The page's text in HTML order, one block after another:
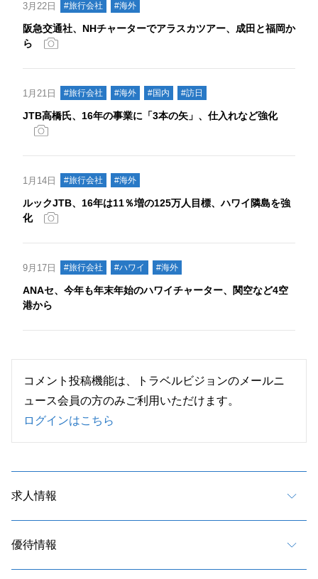
3月22日 #旅行会社 #海外
阪急交通社、NHチャーターでアラスカツアー、成田と福岡か
ら
1月21日 #旅行会社 #海外 #国内 #訪日
JTB高橋氏、16年の事業に「3本の矢」、仕入れなど強化
1月14日 #旅行会社 #海外
ルックJTB、16年は11％増の125万人目標、ハワイ隣島を強
化
9月17日 #旅行会社 #ハワイ #海外
ANAセ、今年も年末年始のハワイチャーター、関空など4空
港から
コメント投稿機能は、トラベルビジョンのメールニ
ュース会員の方のみご利用いただけます。
ログインはこちら
求人情報
優待情報